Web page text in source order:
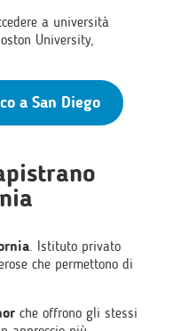
a università
University,
a San Diego
. Istituto privato
che permettono di
che offrono gli stessi